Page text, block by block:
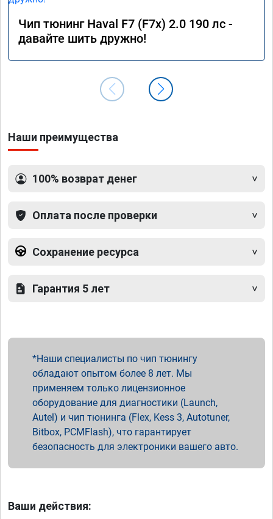
Чип тюнинг Haval F7 (F7x) 2.0 190 лс -
давайте шить дружно!
Наши преимущества
100% возврат денег
Оплата после проверки
Сохранение ресурса
Гарантия 5 лет
Наши специалисты по чип тюнингу
обладают опытом более 8 лет. Мы
применяем только лицензионное
оборудование для диагностики (Launch,
Autel) и чип тюнинга (Flex, Kess 3, Autotuner,
Bitbox, PCMFlash), что гарантирует
безопасность для электроники вашего авто.
Ваши действия: